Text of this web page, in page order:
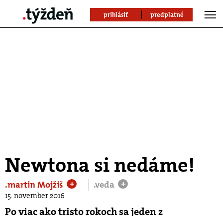
prihlásiť predplatné
Newtona si nedáme!
.martin Mojžiš + .veda +
15. november 2016
Po viac ako tristo rokoch sa jeden z